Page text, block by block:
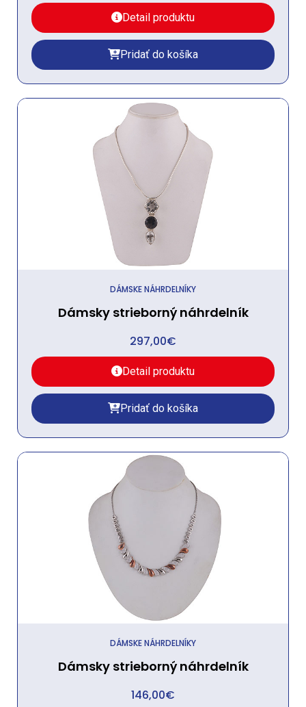
Detail produktu
Pridať do košíka
DÁMSKE NÁHRDELNÍKY
Dámsky strieborný náhrdelník
297,00€
Detail produktu
Pridať do košíka
DÁMSKE NÁHRDELNÍKY
Dámsky strieborný náhrdelník
146,00€